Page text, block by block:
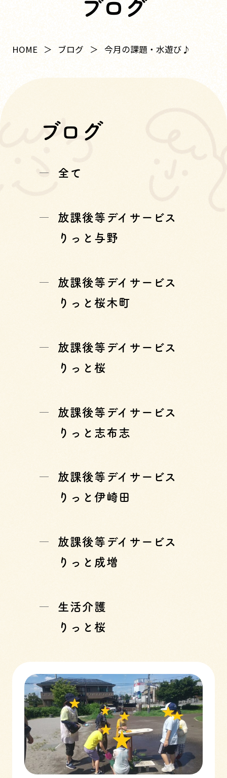
ブログ
HOME ブログ 今月の課題・水遊び♪
ブログ
全て
放課後等デイサービス
りっと与野
放課後等デイサービス
りっと桜木町
放課後等デイサービス
りっと桜
放課後等デイサービス
りっと志布志
放課後等デイサービス
りっと伊崎田
放課後等デイサービス
りっと成増
生活介護
りっと桜